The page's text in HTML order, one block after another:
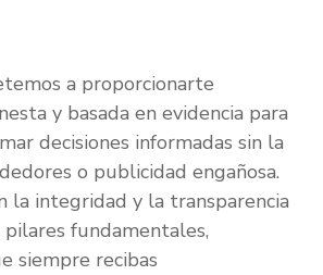
a proporcionarte
y basada en evidencia para
decisiones informadas sin la
o publicidad engañosa.
la integridad y la transparencia
fundamentales,
siempre recibas